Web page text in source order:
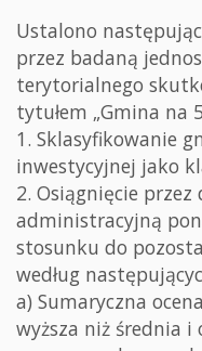
Ustalono
przez badaną
terytorialnego
tytułem „Gmina na
1. Sklasyfikowanie
inwestycyjnej jako
2. Osiągnięcie
administracyjną
stosunku do
według
a) Sumaryczna
wyższa niż średnia i